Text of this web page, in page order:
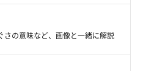
の意味など、画像と一緒に解説